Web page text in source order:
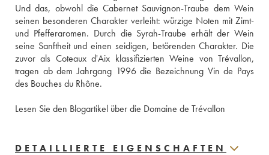
Und das, obwohl die Cabernet Sauvignon-Traube dem Wein
seinen besonderen Charakter verleiht: würzige Noten mit Zimt-
und Pfefferaromen. Durch die Syrah-Traube erhält der Wein
seine Sanftheit und einen seidigen, betörenden Charakter. Die
zuvor als Coteaux d'Aix klassifizierten Weine von Trévallon,
tragen ab dem Jahrgang 1996 die Bezeichnung Vin de Pays
des Bouches du Rhône.
Lesen Sie den Blogartikel über die Domaine de Trévallon
DETAILLIERTE EIGENSCHAFTEN